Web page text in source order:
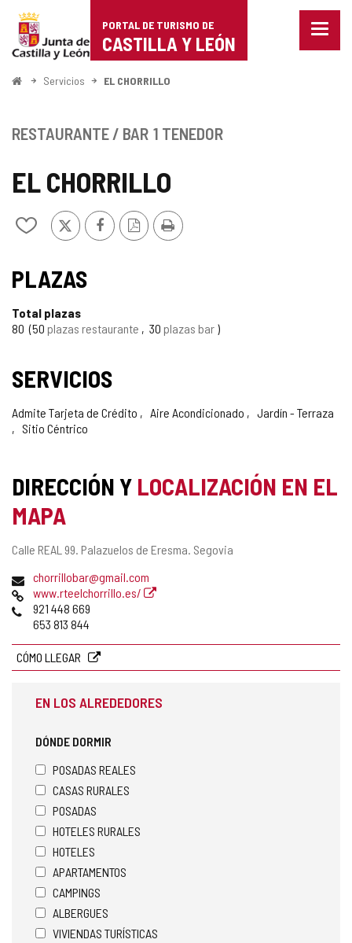
Portal
de
Turismo
Castilla
León
PORTAL DE TURISMO DE
CASTILLA Y LEÓN
Menu
InicioServicios EL CHORRILLO
EL CHORRILLO
Añadir/quitar
cuadernos
X FacebookVersión
PDF
Imprimir
TIPO
RESTAURANTE / BAR 1 TENEDOR
PLAZAS
Total plazas
80 50 plazas restaurante 30 plazas bar
SERVICIOS
Admite Tarjeta de Crédito Aire Acondicionado
Jardín - Terraza
Sitio Céntrico
DIRECCIÓN Y LOCALIZACIÓN EN EL
MAPA
Dirección
Calle REAL 99. Palazuelos de Eresma. Segovia
Dirección
de
correo
electrónico
chorrillobar@gmail.com
Página
Web
www.rteelchorrillo.es/
Teléfonos
921 448 669
653 813 844
CÓMO LLEGAR
EN LOS ALREDEDORES
DÓNDE DORMIR
POSADAS REALES
CASAS RURALES
POSADAS
HOTELES RURALES
HOTELES
APARTAMENTOS
CAMPINGS
ALBERGUES
VIVIENDAS TURÍSTICAS